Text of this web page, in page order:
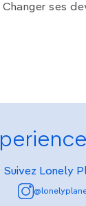
Changer ses
Suivez Lonely